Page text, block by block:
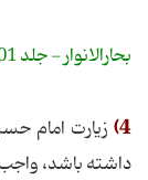
بحارالانوار - جلد 101 - ص 18
4) زیارت امام
داشته باشد،